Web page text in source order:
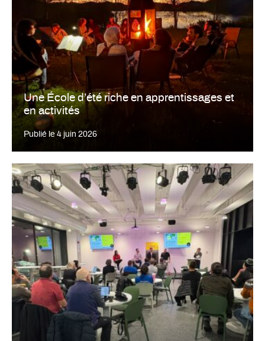
Une École d’été riche en apprentissages et
en activités
Publié le 4 juin 2026